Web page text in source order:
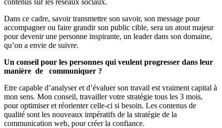
Dans ce cadre, savoir transmettre son savoir, son message pour
accompagner ou faire grandir son public cible, sera un atout majeur
pour devenir une personne inspirante, un leader dans son domaine,
qu’on a envie de suivre.
Un conseil pour les personnes qui veulent progresser dans leur
manière de communiquer ?
Etre capable d’analyser et d’évaluer son travail est vraiment capital à
mon sens. Mon conseil, travailler votre stratégie tous les 3 mois,
pour optimiser et réorienter celle-ci si besoin. Les contenus de
qualité sont les nouveaux impératifs de la stratégie de la
communication web, pour créer la confiance.